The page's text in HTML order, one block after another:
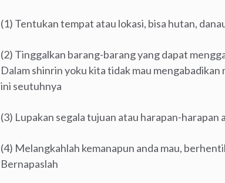
(1) Tentukan tempat atau lokasi, bisa hutan,
(2) Tinggalkan barang-barang yang dapat
Dalam shinrin yoku kita tidak mau
ini seutuhnya
(3) Lupakan segala tujuan atau harapan-harapan
(4) Melangkahlah kemanapun anda mau,
Bernapaslah